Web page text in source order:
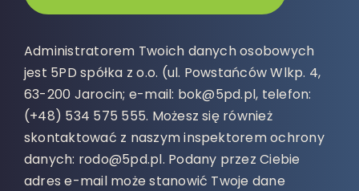
Administratorem Twoich danych osobowych
jest 5PD spółka z o.o. (ul. Powstańców Wlkp. 4,
63-200 Jarocin; e-mail: bok@5pd.pl, telefon:
(+48) 534 575 555. Możesz się również
skontaktować z naszym inspektorem ochrony
danych: rodo@5pd.pl. Podany przez Ciebie
adres e-mail może stanowić Twoje dane